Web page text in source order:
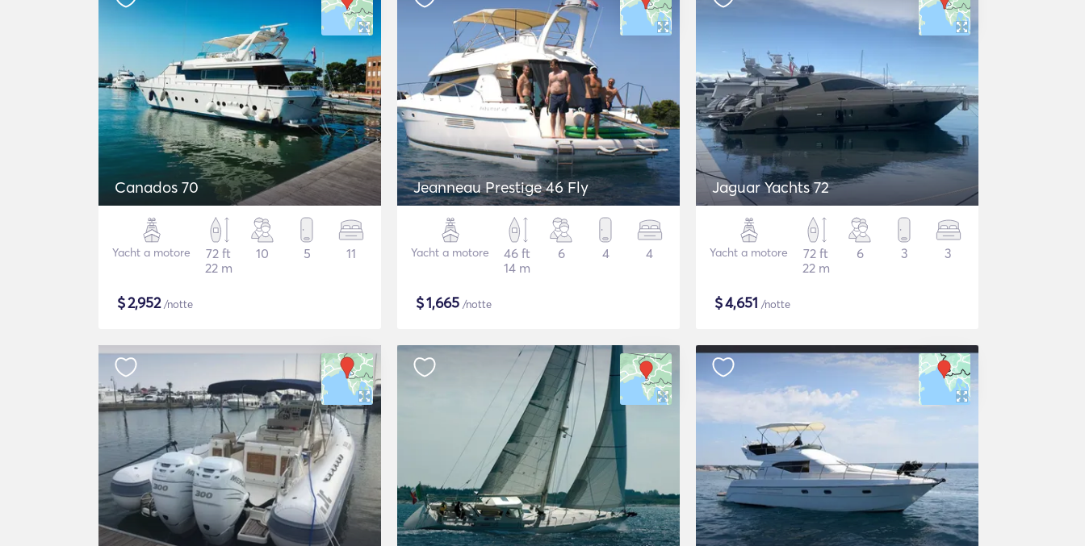
Canados 70
Yacht a motore
72 ft
22 m
10 5 11
$2,952/notte
Jeanneau Prestige 46 Fly
Yacht a motore
46 ft
14 m
6 4 4
$1,665 /notte
Jaguar Yachts 72
Yacht a motore
72 ft
22 m
6 3 3
$4,651 /notte